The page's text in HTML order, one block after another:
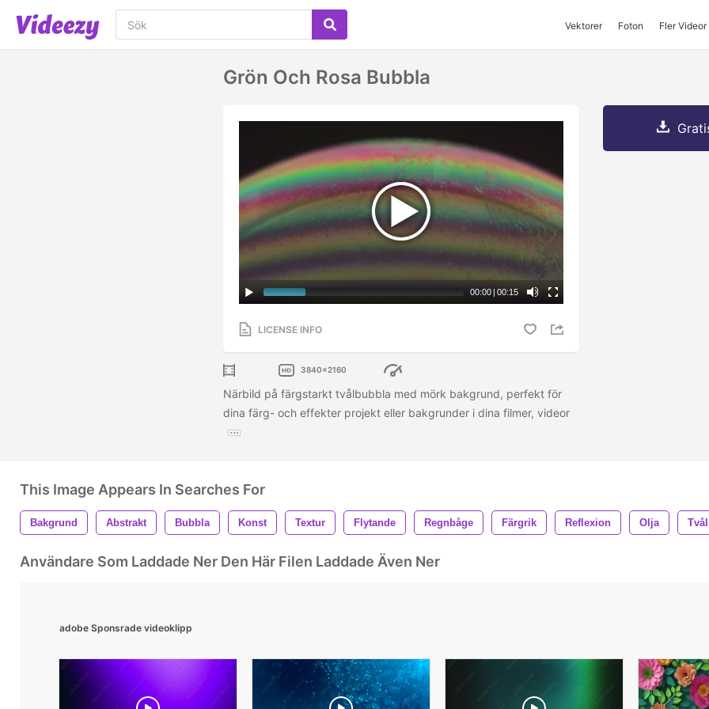
Vektorer Foton Fler Videor
Grön Och Rosa Bubbla
00:00 | 00:15
LICENSE INFO
3840x2160
Närbild på färgstarkt tvålbubbla med mörk bakgrund, perfekt för
dina färg- och effekter projekt eller bakgrunder i dina filmer, videor
This Image Appears In Searches For
Bakgrund Abstrakt Bubbla Konst Textur Flytande Regnbåge Färgrik Reflexion Olja Tvål
Användare Som Laddade Ner Den Här Filen Laddade Även Ner
adobe Sponsrade videoklipp